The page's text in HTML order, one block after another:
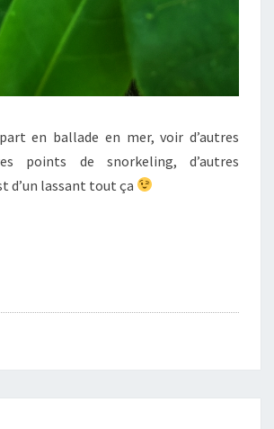
en ballade en mer, voir d’autres
points de snorkeling, d’autres
d’un lassant tout ça